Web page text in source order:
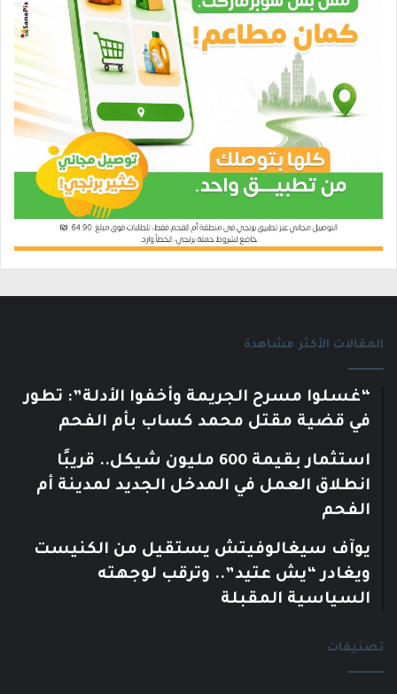
المقالات الأكثر مشاهدة
“غسلوا مسرح الجريمة وأخفوا الأدلة”: تطور
في قضية مقتل محمد كساب بأم الفحم
استثمار بقيمة 600 مليون شيكل.. قريبًا
انطلاق العمل في المدخل الجديد لمدينة أم
الفحم
يوآف سيغالوفيتش يستقيل من الكنيست
ويغادر “يش عتيد”.. وترقب لوجهته
السياسية المقبلة
تصنيفات